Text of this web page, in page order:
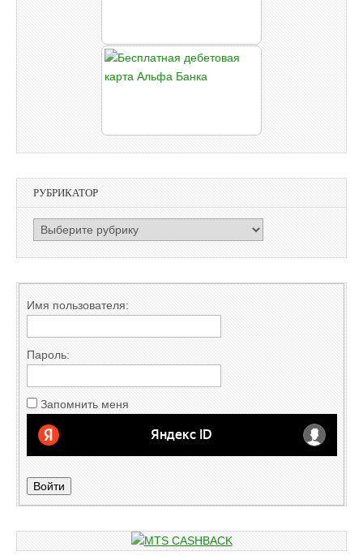
РУБРИКАТОР
РУБРИКАТОР
Имя пользователя:
Пароль:
Запомнить меня
Войти